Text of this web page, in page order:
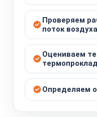
Проверяем
поток воздуха
Оцениваем
Определяем